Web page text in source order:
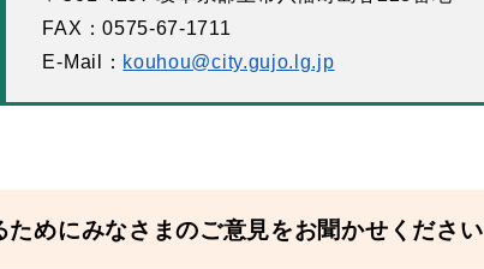
FAX：0575-67-1711
E-Mail： kouhou@city.gujo.lg.jp
めにみなさまのご意見をお聞かせください